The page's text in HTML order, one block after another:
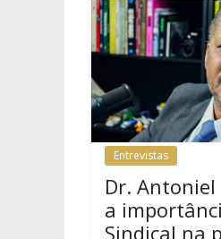
Entrevistas
Dr.
a
Sindical na